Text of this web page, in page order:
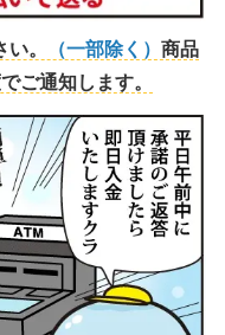
。 （一部除く） 商品
ご通知します。